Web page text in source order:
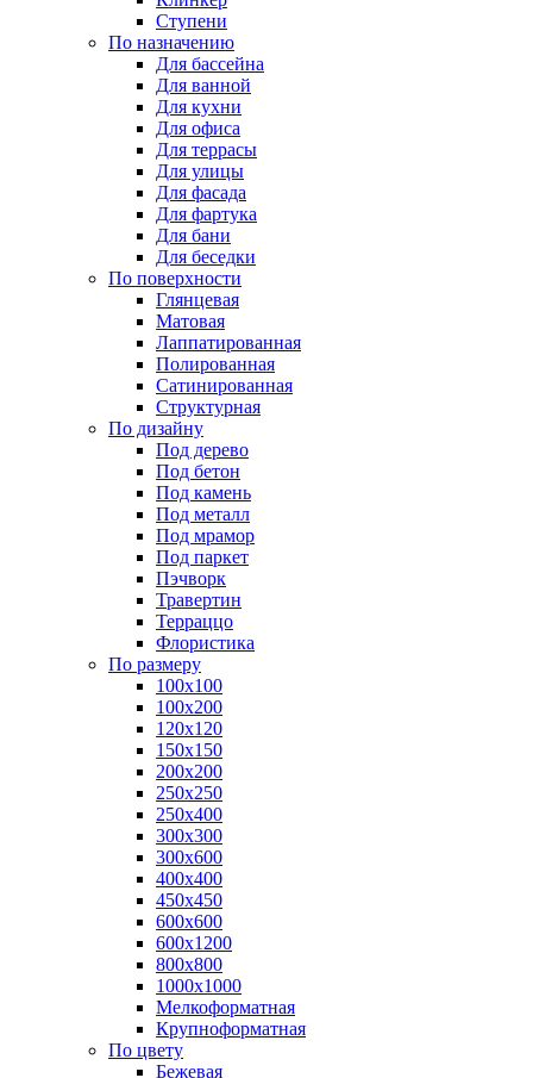
Ступени
По назначению
Для бассейна
Для ванной
Для кухни
Для офиса
Для террасы
Для улицы
Для фасада
Для фартука
Для бани
Для беседки
По поверхности
Глянцевая
Матовая
Лаппатированная
Полированная
Сатинированная
Структурная
По дизайну
Под дерево
Под бетон
Под камень
Под металл
Под мрамор
Под паркет
Пэчворк
Травертин
Терраццо
Флористика
По размеру
100х100
100х200
120х120
150х150
200х200
250х250
250х400
300х300
300х600
400х400
450х450
600х600
600х1200
800х800
1000х1000
Мелкоформатная
Крупноформатная
По цвету
Бежевая